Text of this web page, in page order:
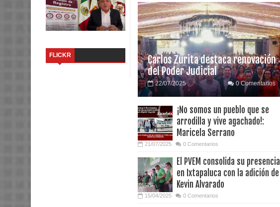
FLICKR
Carlos Zurita destaca renovación
del Poder Judicial
22/07/2025 0 Comentarios
¡No somos un pueblo que se
arrodilla y vive agachado!:
Maricela Serrano
21/07/2025 0 Comentarios
El PVEM consolida su presencia
en Ixtapaluca con la adición de
Kevin Alvarado
15/04/2025 0 Comentarios